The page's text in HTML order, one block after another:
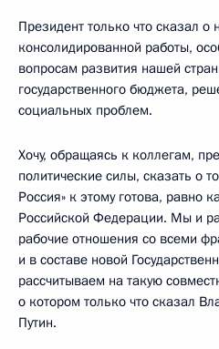
Президент только что сказал о
консолидированной работы,
вопросам развития нашей
государственного бюджета,
социальных проблем.
Хочу, обращаясь к коллегам,
политические силы, сказать о
Россия» к этому готова, равно
Российской Федерации. Мы и
рабочие отношения со всеми
и в составе новой
рассчитываем на такую
о котором только что сказал
Путин.